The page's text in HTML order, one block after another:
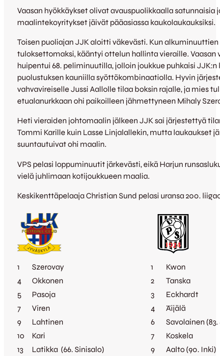
Vaasan hyökkäykset olivat avauspuolikkaalla satunnaisia
maalintekoyritykset jäivät pääasiassa kaukolaukauksiksi.
Toisen puoliajan JJK aloitti väkevästi. Kun alkuminuuttien
tuloksettomaksi, kääntyi ottelun hallinta vieraille. Vaasan
huipentui 68. peliminuutilla, jolloin joukkue puhkaisi JJK:n
puolustuksen kauniilla syöttökombinaatiolla. Hyvin
vahvavireiselle Jussi Aallolle tilaa boksin rajalle, ja mies
etualanurkkaan ohi paikoilleen jähmettyneen Mihaly
Heti vieraiden johtomaalin jälkeen JJK sai järjestettyä
Tommi Karille kuin Lasse Linjalallekin, mutta laukaukset
suuntautuivat ohi maalin.
VPS pelasi loppuminuutit järkevästi, eikä Harjun
vielä juhlimaan kotijoukkueen maalia.
Keskikenttäpelaaja Christian Sund pelasi uransa 200.
1 Szerovay 1
Kwon
4
Okkonen 2
Tanska
5
Pasoja 3
Eckhardt
7
Viren 4
Äijälä
9
Lahtinen 6
Savolainen
10
Kari 7
Koskela
13
Latikka (66. Sinisalo) 9
Aalto (90. Inki)